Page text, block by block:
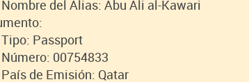
Nombre del Alias: Abu Ali al-Kawari
Tipo: Passport
Número: 00754833
País de Emisión: Qatar